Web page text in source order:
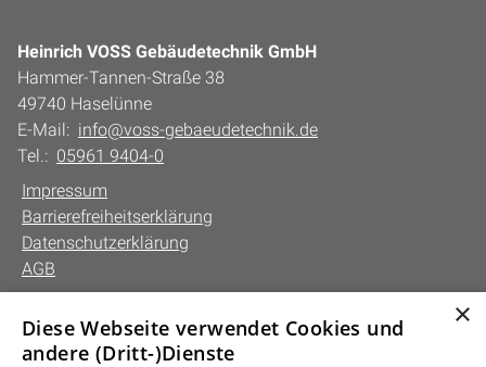
Heinrich VOSS Gebäudetechnik GmbH
Hammer-Tannen-Straße 38
49740 Haselünne
E-Mail: info@voss-gebaeudetechnik.de
Tel.: 05961 9404-0
Impressum
Barrierefreiheitserklärung
Datenschutzerklärung
AGB
Unsere Bereiche
×
Diese Webseite verwendet Cookies und
andere (Dritt-)Dienste